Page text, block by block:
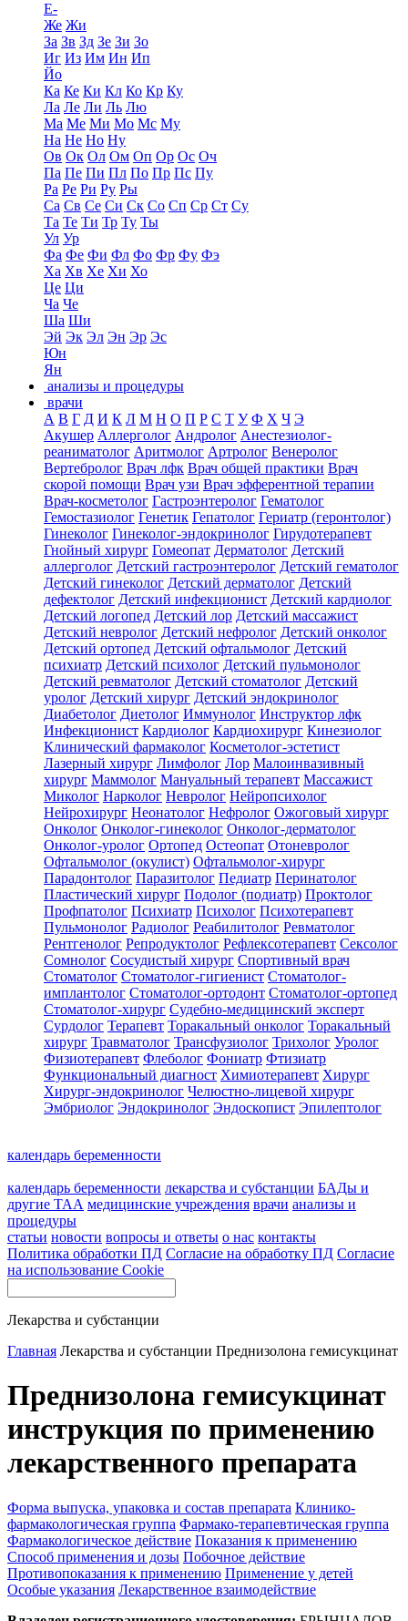
Е-
Же Жи
За Зв Зд Зе Зи Зо
Иг Из Им Ин Ип
Йо
Ка Ке Ки Кл Ко Кр Ку
Ла Ле Ли Ль Лю
Ма Ме Ми Мо Мс Му
На Не Но Ну
Ов Ок Ол Ом Оп Ор Ос Оч
Па Пе Пи Пл По Пр Пс Пу
Ра Ре Ри Ру Ры
Са Св Се Си Ск Со Сп Ср Ст Су
Та Те Ти Тр Ту Ты
Ул Ур
Фа Фе Фи Фл Фо Фр Фу Фэ
Ха Хв Хе Хи Хо
Це Ци
Ча Че
Ша Ши
Эй Эк Эл Эн Эр Эс
Юн
Ян
анализы и процедуры
врачи
А В Г Д И К Л М Н О П Р С Т У Ф Х Ч Э
Акушер Аллерголог Андролог Анестезиолог-
реаниматолог Аритмолог Артролог Венеролог
Вертебролог Врач лфк Врач общей практики Врач
скорой помощи Врач узи Врач эфферентной терапии
Врач-косметолог Гастроэнтеролог Гематолог
Гемостазиолог Генетик Гепатолог Гериатр (геронтолог)
Гинеколог Гинеколог-эндокринолог Гирудотерапевт
Гнойный хирург Гомеопат Дерматолог Детский
аллерголог Детский гастроэнтеролог Детский гематолог
Детский гинеколог Детский дерматолог Детский
дефектолог Детский инфекционист Детский кардиолог
Детский логопед Детский лор Детский массажист
Детский невролог Детский нефролог Детский онколог
Детский ортопед Детский офтальмолог Детский
психиатр Детский психолог Детский пульмонолог
Детский ревматолог Детский стоматолог Детский
уролог Детский хирург Детский эндокринолог
Диабетолог Диетолог Иммунолог Инструктор лфк
Инфекционист Кардиолог Кардиохирург Кинезиолог
Клинический фармаколог Косметолог-эстетист
Лазерный хирург Лимфолог Лор Малоинвазивный
хирург Маммолог Мануальный терапевт Массажист
Миколог Нарколог Невролог Нейропсихолог
Нейрохирург Неонатолог Нефролог Ожоговый хирург
Онколог Онколог-гинеколог Онколог-дерматолог
Онколог-уролог Ортопед Остеопат Отоневролог
Офтальмолог (окулист) Офтальмолог-хирург
Парадонтолог Паразитолог Педиатр Перинатолог
Пластический хирург Подолог (подиатр) Проктолог
Профпатолог Психиатр Психолог Психотерапевт
Пульмонолог Радиолог Реабилитолог Ревматолог
Рентгенолог Репродуктолог Рефлексотерапевт Сексолог
Сомнолог Сосудистый хирург Спортивный врач
Стоматолог Стоматолог-гигиенист Стоматолог-
имплантолог Стоматолог-ортодонт Стоматолог-ортопед
Стоматолог-хирург Судебно-медицинский эксперт
Сурдолог Терапевт Торакальный онколог Торакальный
хирург Травматолог Трансфузиолог Трихолог Уролог
Физиотерапевт Флеболог Фониатр Фтизиатр
Функциональный диагност Химиотерапевт Хирург
Хирург-эндокринолог Челюстно-лицевой хирург
Эмбриолог Эндокринолог Эндоскопист Эпилептолог
календарь беременности
календарь беременности лекарства и субстанции БАДы и
другие ТАА медицинские учреждения врачи анализы и
процедуры
статьи новости вопросы и ответы о нас контакты
Политика обработки ПД Согласие на обработку ПД Согласие
на использование Cookie
Лекарства и субстанции
Главная Лекарства и субстанции Преднизолона гемисукцинат
Преднизолона гемисукцинат
инструкция по применению
лекарственного препарата
Форма выпуска, упаковка и состав препарата Клинико-
фармакологическая группа Фармако-терапевтическая группа
Фармакологическое действие Показания к применению
Способ применения и дозы Побочное действие
Противопоказания к применению Применение у детей
Особые указания Лекарственное взаимодействие